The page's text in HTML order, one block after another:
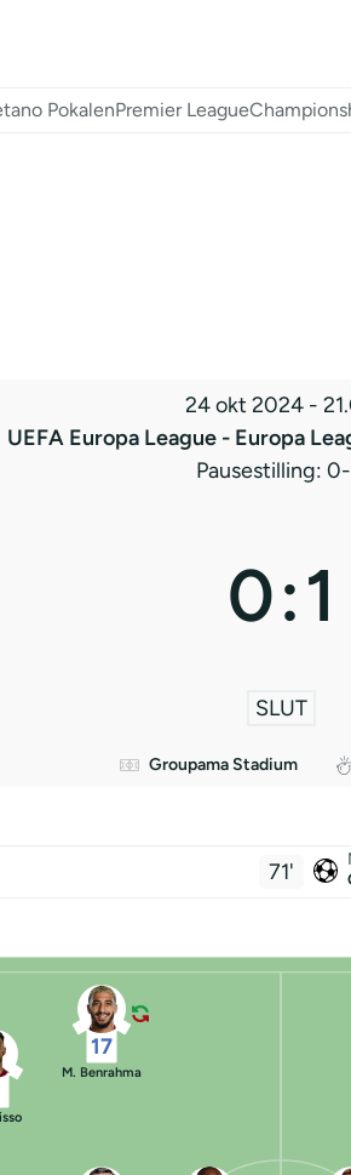
PokalenPremier League
24 okt 2024 -
UEFA Europa League - Europa
Pausestilling:
0:1
SLUT
Groupama Stadium
71'
17
M. Benrahma